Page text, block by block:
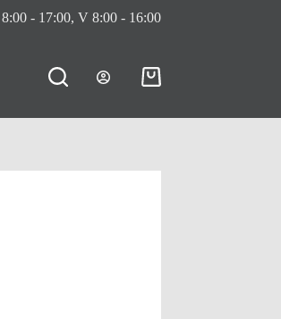
- 17:00, V 8:00 - 16:00
Pirkinių